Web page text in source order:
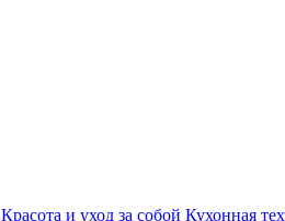
Красота и уход за собой Кухонная